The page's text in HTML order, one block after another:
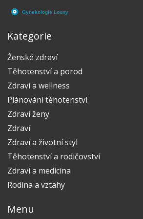
Kategorie
Ženské zdraví
Těhotenství a porod
Zdraví a wellness
Plánování těhotenství
Zdraví ženy
Zdraví
Zdraví a životní styl
Těhotenství a rodičovství
Zdraví a medicína
Rodina a vztahy
Menu